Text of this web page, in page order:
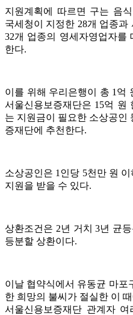
지원계획에 따르면 구는 음
국세청이 지정한 28개 업종
32개 업종의 영세자영업자를
한다.
이를 위해 우리은행이 총 1억
서울신용보증재단은 15억 원
는 지원금이 필요한 소상공인
증재단에 추천한다.
소상공인은 1인당 5천만 원
지원을 받을 수 있다.
상환조건은 2년 거치 3년 균
등분할 상환이다.
이날 협약식에서 유동균 마포
한 희망의 불씨가 절실한 이
서울신용보증재단 관계자